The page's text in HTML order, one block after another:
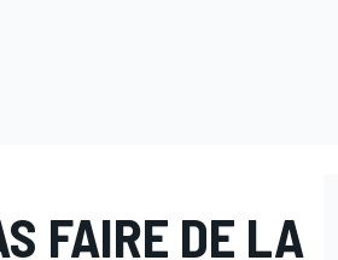
FAIRE DE LA